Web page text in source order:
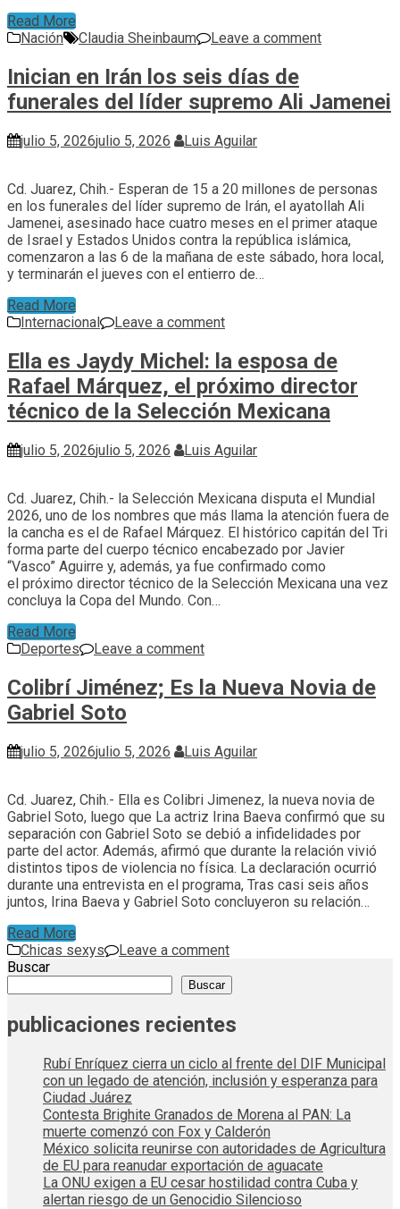
Read More
Nación
Claudia Sheinbaum Leave a comment
Inician en Irán los seis días de
funerales del líder supremo Ali Jamenei
julio 5, 2026julio 5, 2026 Luis Aguilar
Cd. Juarez, Chih.- Esperan de 15 a 20 millones de personas
en los funerales del líder supremo de Irán, el ayatollah Ali
Jamenei, asesinado hace cuatro meses en el primer ataque
de Israel y Estados Unidos contra la república islámica,
comenzaron a las 6 de la mañana de este sábado, hora local,
y terminarán el jueves con el entierro de…
Read More
Internacional
Leave a comment
Ella es Jaydy Michel: la esposa de
Rafael Márquez, el próximo director
técnico de la Selección Mexicana
julio 5, 2026julio 5, 2026 Luis Aguilar
Cd. Juarez, Chih.- la Selección Mexicana disputa el Mundial
2026, uno de los nombres que más llama la atención fuera de
la cancha es el de Rafael Márquez. El histórico capitán del Tri
forma parte del cuerpo técnico encabezado por Javier
“Vasco” Aguirre y, además, ya fue confirmado como
el próximo director técnico de la Selección Mexicana una vez
concluya la Copa del Mundo. Con…
Read More
Deportes
Leave a comment
Colibrí Jiménez; Es la Nueva Novia de
Gabriel Soto
julio 5, 2026julio 5, 2026 Luis Aguilar
Cd. Juarez, Chih.- Ella es Colibri Jimenez, la nueva novia de
Gabriel Soto, luego que La actriz Irina Baeva confirmó que su
separación con Gabriel Soto se debió a infidelidades por
parte del actor. Además, afirmó que durante la relación vivió
distintos tipos de violencia no física. La declaración ocurrió
durante una entrevista en el programa, Tras casi seis años
juntos, Irina Baeva y Gabriel Soto concluyeron su relación…
Read More
Chicas sexys
Leave a comment
Buscar
Buscar
publicaciones recientes
Rubí Enríquez cierra un ciclo al frente del DIF Municipal
con un legado de atención, inclusión y esperanza para
Ciudad Juárez
Contesta Brighite Granados de Morena al PAN: La
muerte comenzó con Fox y Calderón
México solicita reunirse con autoridades de Agricultura
de EU para reanudar exportación de aguacate
La ONU exigen a EU cesar hostilidad contra Cuba y
alertan riesgo de un Genocidio Silencioso